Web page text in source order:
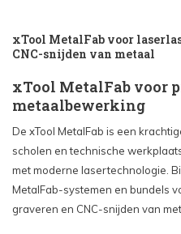
xTool MetalFab voor
CNC-snijden van metaal
xTool MetalFab voor
metaalbewerking
De xTool MetalFab is een
scholen en technische
met moderne lasertechnologie.
MetalFab-systemen en bundels
graveren en CNC-snijden van